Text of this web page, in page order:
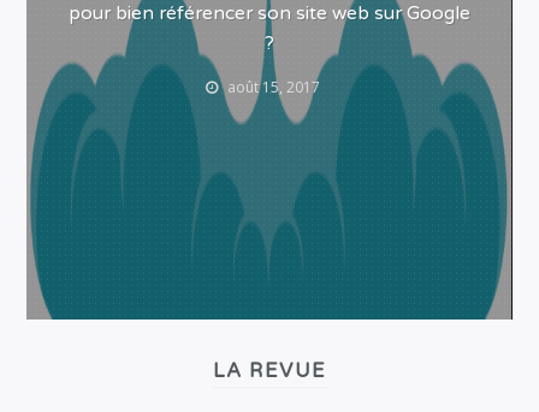
pour bien référencer son site web sur Google
?
août 15, 2017
LA REVUE